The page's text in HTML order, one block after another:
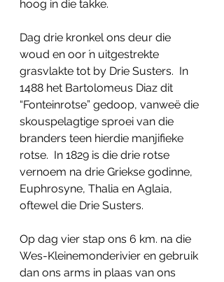
hoog in die takke.
Dag drie kronkel ons deur die
woud en oor ŉ uitgestrekte
grasvlakte tot by Drie Susters.  In
1488 het Bartolomeus Diaz dit
“Fonteinrotse” gedoop, vanweë die
skouspelagtige sproei van die
branders teen hierdie manjifieke
rotse.  In 1829 is die drie rotse
vernoem na drie Griekse godinne,
Euphrosyne, Thalia en Aglaia,
oftewel die Drie Susters.
Op dag vier stap ons 6 km. na die
Wes-Kleinemonderivier en gebruik
dan ons arms in plaas van ons